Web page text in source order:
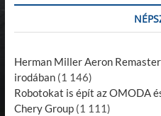
Herman Miller Aeron
irodában (1 146)
Robotokat is épít az OMODA
Chery Group (1 111)